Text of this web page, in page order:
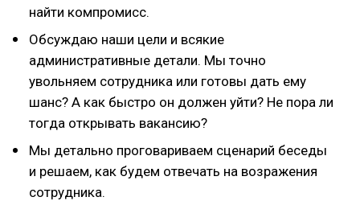
найти компромисс.
Обсуждаю наши цели и всякие
административные детали. Мы точно
увольняем сотрудника или готовы дать ему
шанс? А как быстро он должен уйти? Не пора ли
тогда открывать вакансию?
Мы детально проговариваем сценарий беседы
и решаем, как будем отвечать на возражения
сотрудника.